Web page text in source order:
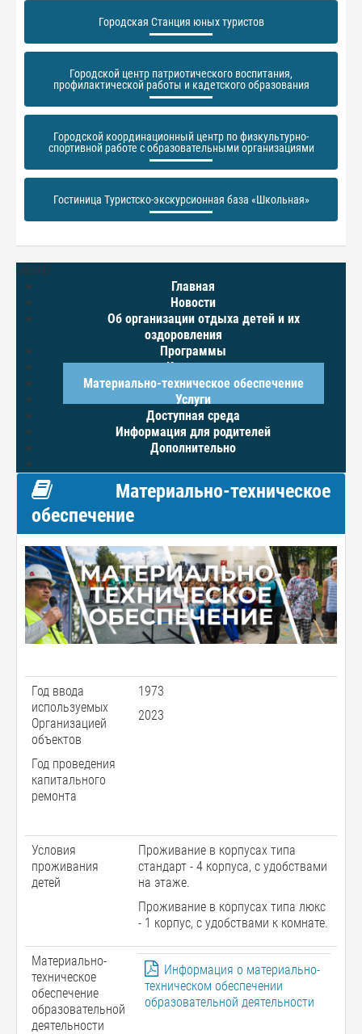
Городская Станция юных туристов
Городской центр патриотического воспитания,
профилактической работы и кадетского образования
Городской координационный центр по физкультурно-
спортивной работе с образовательными организациями
Гостиница Туристско-экскурсионная база «Школьная»
МЕНЮ
Главная
Новости
Об организации отдыха детей и их
оздоровления
Программы
Контакты
Материально-техническое обеспечение
Услуги
Доступная среда
Информация для родителей
Дополнительно
Материально-техническое
обеспечение
Год ввода
используемых
Организацией
объектов
Год проведения
капитального
ремонта
1973
2023
Условия
проживания
детей
Проживание в корпусах типа
стандарт - 4 корпуса, с удобствами
на этаже.
Проживание в корпусах типа люкс
- 1 корпус, с удобствами к комнате.
Материально-
техническое
обеспечение
образовательной
деятельности
Информация о материально-
техническом обеспечении
образовательной деятельности